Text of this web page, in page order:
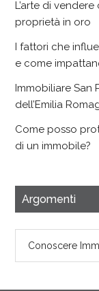
L’arte di
proprietà in oro
I fattori che
e come
Immobiliare San
dell’Emilia
Come posso
di un immobile?
Argomenti